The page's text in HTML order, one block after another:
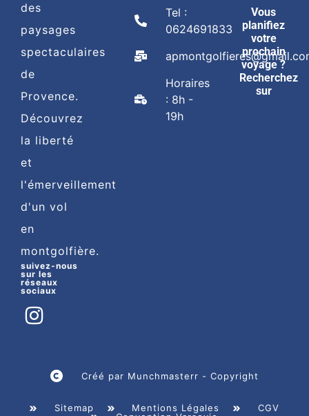
des
paysages
spectaculaires
de
Provence.
Découvrez
la liberté
et
l'émerveillement
d'un vol
en
montgolfière.
suivez-nous
sur les
réseaux
sociaux
Tel :
0624691833
Horaires
: 8h -
19h
Vous
planifiez
votre
prochain
voyage ?
Recherchez
sur
Créé par Munchmasterr - Copyright
Sitemap Mentions Légales
CGV